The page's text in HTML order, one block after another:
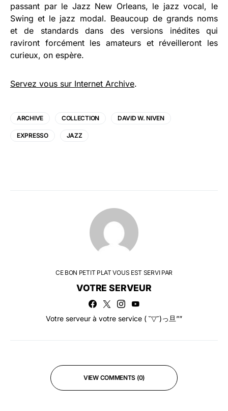
passant par le Jazz New Orleans, le jazz vocal, le
Swing et le jazz modal. Beaucoup de grands noms
et de standards dans des versions inédites qui
raviront forcément les amateurs et réveilleront les
curieux, on espère.
Servez vous sur Internet Archive.
ARCHIVE COLLECTION DAVID W. NIVEN
EXPRESSO JAZZ
CE BON PETIT PLAT VOUS EST SERVI PAR
VOTRE SERVEUR
Votre serveur à votre service ( ˘▽˘)っ旦””
VIEW COMMENTS (0)